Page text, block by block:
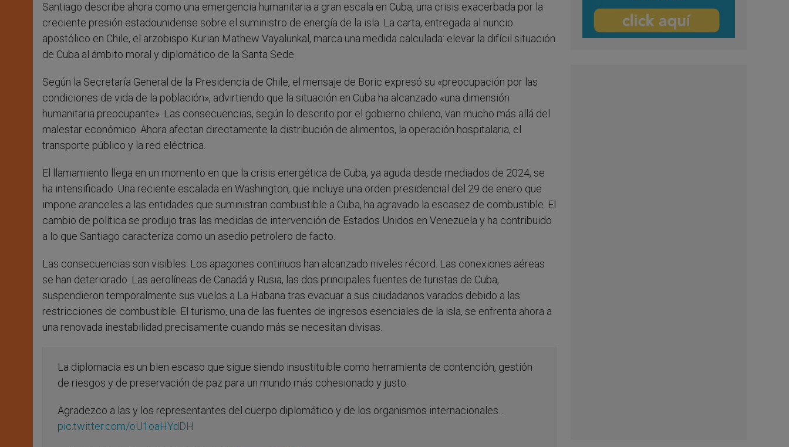
Santiago describe ahora como una emergencia humanitaria a gran escala en Cuba, una crisis exacerbada por la
creciente presión estadounidense sobre el suministro de energía de la isla. La carta, entregada al nuncio
apostólico en Chile, el arzobispo Kurian Mathew Vayalunkal, marca una medida calculada: elevar la difícil situación
de Cuba al ámbito moral y diplomático de la Santa Sede.
Según la Secretaría General de la Presidencia de Chile, el mensaje de Boric expresó su «preocupación por las
condiciones de vida de la población», advirtiendo que la situación en Cuba ha alcanzado «una dimensión
humanitaria preocupante». Las consecuencias, según lo descrito por el gobierno chileno, van mucho más allá del
malestar económico. Ahora afectan directamente la distribución de alimentos, la operación hospitalaria, el
transporte público y la red eléctrica.
El llamamiento llega en un momento en que la crisis energética de Cuba, ya aguda desde mediados de 2024, se
ha intensificado. Una reciente escalada en Washington, que incluye una orden presidencial del 29 de enero que
impone aranceles a las entidades que suministran combustible a Cuba, ha agravado la escasez de combustible. El
cambio de política se produjo tras las medidas de intervención de Estados Unidos en Venezuela y ha contribuido
a lo que Santiago caracteriza como un asedio petrolero de facto.
Las consecuencias son visibles. Los apagones continuos han alcanzado niveles récord. Las conexiones aéreas
se han deteriorado. Las aerolíneas de Canadá y Rusia, las dos principales fuentes de turistas de Cuba,
suspendieron temporalmente sus vuelos a La Habana tras evacuar a sus ciudadanos varados debido a las
restricciones de combustible. El turismo, una de las fuentes de ingresos esenciales de la isla, se enfrenta ahora a
una renovada inestabilidad precisamente cuando más se necesitan divisas.
La diplomacia es un bien escaso que sigue siendo insustituible como herramienta de contención, gestión
de riesgos y de preservación de paz para un mundo más cohesionado y justo.
Agradezco a las y los representantes del cuerpo diplomático y de los organismos internacionales…
pic.twitter.com/oU1oaHYdDH